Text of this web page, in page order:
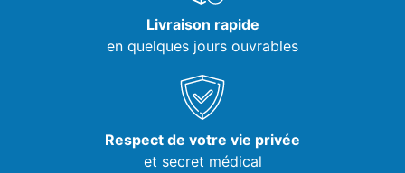
Livraison rapide
en quelques jours ouvrables
Respect de votre vie privée
et secret médical